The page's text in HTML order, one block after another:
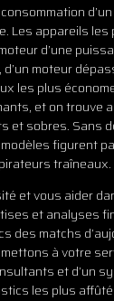
Les appareils
d’une
moteur
les plus
et on trouve
et sobres. Sans
figurent
traîneaux.
et vous aider
et analyses
des matchs
à votre
et d’un
les plus